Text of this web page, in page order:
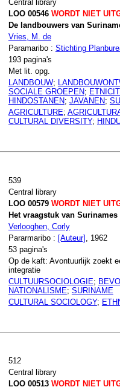
Central library
LOO 00546WORDT NIET
De landbouwers van
Vries, M. de
Paramaribo : Stichting
193 pagina's
Met lit. opg.
LANDBOUW;
SOCIALE GROEPEN;
HINDOSTANEN; JAVANEN;
AGRICULTURE;
CULTURAL DIVERSITY;
539
Central library
LOO 00579WORDT NIET
Het vraagstuk van Surinames
Verlooghen, Corly
Pararmaribo : [Auteur] , 1962
53 pagina's
Op de kaft: Avontuurlijk zoekt
integratie
CULTUURSOCIOLOGIE;
NATIONALISME; SURINAME
CULTURAL SOCIOLOGY;
512
Central library
LOO 00513WORDT NIET